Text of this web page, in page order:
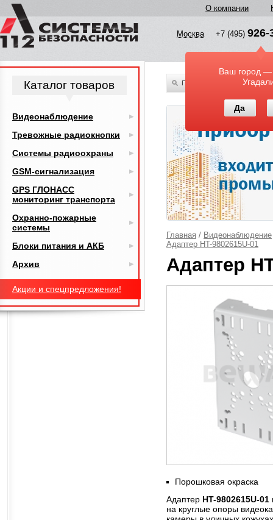
О компании
Москва +7 (495) 926-
Ваш город —
Да
По всему каталогу
Главная / Видеонаблюдение
Адаптер HT-9802615U-01
Адаптер
Порошковая окраска
Адаптер HT-9802615U-01
на круглые опоры
Каталог товаров
Видеонаблюдение
Тревожные радиокнопки
Системы радиоохраны
GSM-сигнализация
GPS ГЛОНАСС
мониторинг транспорта
Охранно-пожарные
системы
Блоки питания и АКБ
Архив
Акции и спецпредложения!